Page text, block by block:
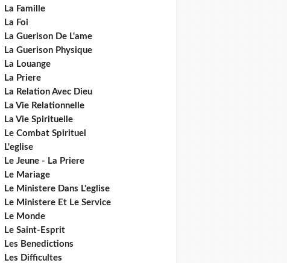
La Famille
La Foi
La Guerison De L'ame
La Guerison Physique
La Louange
La Priere
La Relation Avec Dieu
La Vie Relationnelle
La Vie Spirituelle
Le Combat Spirituel
L'eglise
Le Jeune - La Priere
Le Mariage
Le Ministere Dans L'eglise
Le Ministere Et Le Service
Le Monde
Le Saint-Esprit
Les Benedictions
Les Difficultes